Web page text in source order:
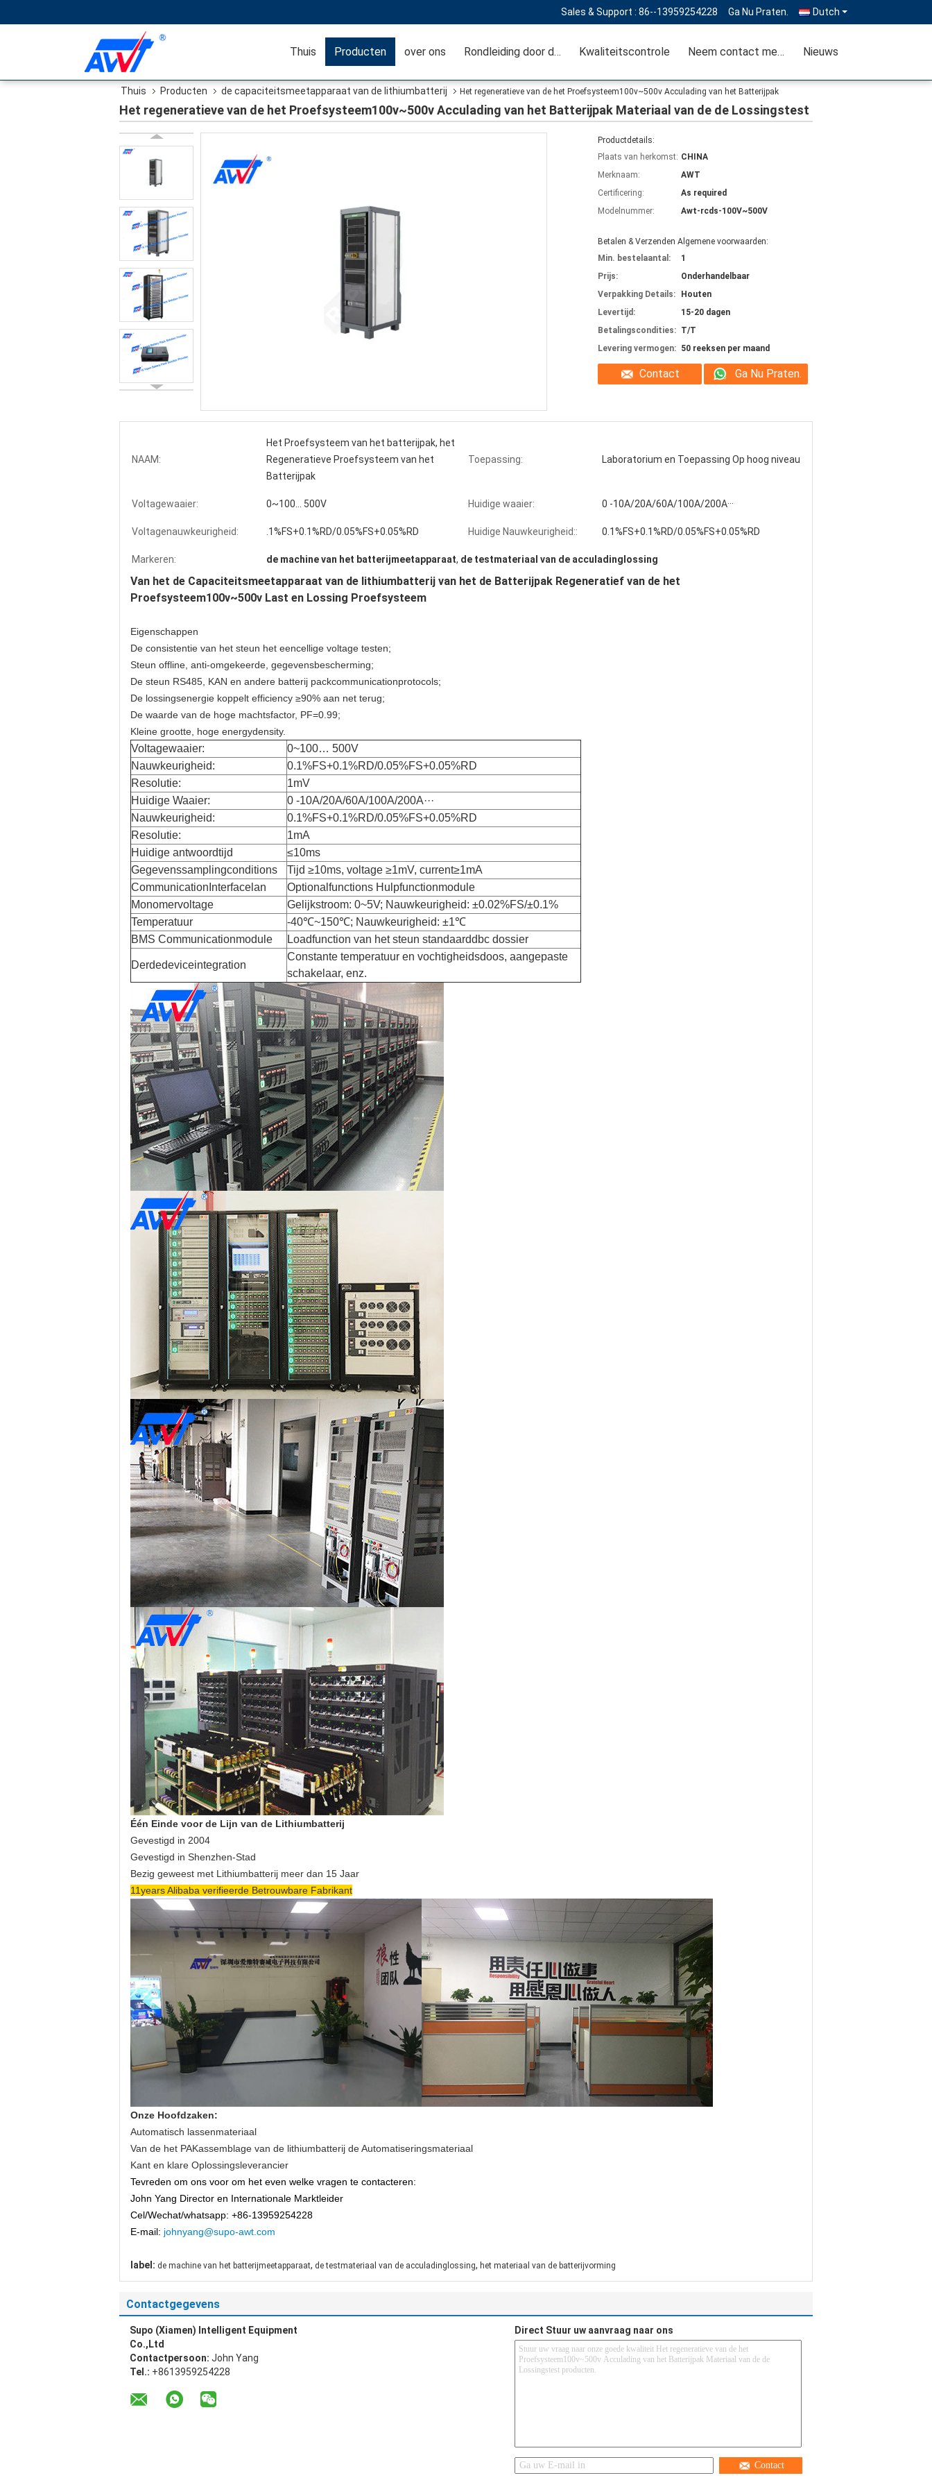
Sales & Support : 86--13959254228 Ga Nu Praten. Dutch
Thuis Producten over ons Rondleiding door de fabriek Kwaliteitscontrole Neem contact met ons op Nieuws
Thuis Producten de capaciteitsmeetapparaat van de lithiumbatterij
Het regeneratieve van de het Proefsysteem100v~500v Acculading van het Batterijpak
Materiaal van de de Lossingstest
Het regeneratieve van de het Proefsysteem100v~500v Acculading van het Batterijpak Materiaal van de de Lossingstest
Productdetails:
Plaats van herkomst: CHINA
Merknaam:
AWT
Certificering:
As required
Modelnummer:
Awt-rcds-100V~500V
Betalen & Verzenden Algemene voorwaarden:
Min. bestelaantal:
1
Prijs:
Onderhandelbaar
Verpakking Details:
Houten
Levertijd:
15-20 dagen
Betalingscondities: T/T
Levering vermogen: 50 reeksen per maand
Contact Ga Nu Praten.
NAAM:
Het Proefsysteem van het batterijpak, het
Regeneratieve Proefsysteem van het
Batterijpak
Toepassing: Laboratorium en Toepassing Op hoog niveau
Voltagewaaier: 0~100… 500V Huidige waaier: 0 -10A/20A/60A/100A/200A···
Voltagenauwkeurigheid: .1%FS+0.1%RD/0.05%FS+0.05%RD Huidige Nauwkeurigheid:: 0.1%FS+0.1%RD/0.05%FS+0.05%RD
Markeren: de machine van het batterijmeetapparaat, de testmateriaal van de acculadinglossing
Van het de Capaciteitsmeetapparaat van de lithiumbatterij van het de Batterijpak Regeneratief van de het
Proefsysteem100v~500v Last en Lossing Proefsysteem
Eigenschappen
De consistentie van het steun het eencellige voltage testen;
Steun offline, anti-omgekeerde, gegevensbescherming;
De steun RS485, KAN en andere batterij packcommunicationprotocols;
De lossingsenergie koppelt efficiency ≥90% aan net terug;
De waarde van de hoge machtsfactor, PF=0.99;
Kleine grootte, hoge energydensity.
Voltagewaaier:
0~100… 500V
Nauwkeurigheid:
0.1%FS+0.1%RD/0.05%FS+0.05%RD
Resolutie:
1mV
Huidige Waaier:
0 -10A/20A/60A/100A/200A···
Nauwkeurigheid:
0.1%FS+0.1%RD/0.05%FS+0.05%RD
Resolutie:
1mA
Huidige antwoordtijd
≤10ms
Gegevenssamplingconditions
Tijd ≥10ms, voltage ≥1mV, current≥1mA
CommunicationInterfacelan
Optionalfunctions Hulpfunctionmodule
Monomervoltage
Gelijkstroom: 0~5V; Nauwkeurigheid: ±0.02%FS/±0.1%
Temperatuur
-40℃~150℃; Nauwkeurigheid: ±1℃
BMS Communicationmodule
Loadfunction van het steun standaarddbc dossier
Derdedeviceintegration
Constante temperatuur en vochtigheidsdoos, aangepaste
schakelaar, enz.
Één Einde voor de Lijn van de Lithiumbatterij
Gevestigd in 2004
Gevestigd in Shenzhen-Stad
Bezig geweest met Lithiumbatterij meer dan 15 Jaar
11years Alibaba verifieerde Betrouwbare Fabrikant
Onze Hoofdzaken:
Automatisch lassenmateriaal
Van de het PAKassemblage van de lithiumbatterij de Automatiseringsmateriaal
Kant en klare Oplossingsleverancier
Tevreden om ons voor om het even welke vragen te contacteren:
John Yang Director en Internationale Marktleider
Cel/Wechat/whatsapp: +86-13959254228
E-mail: johnyang@supo-awt.com
label: de machine van het batterijmeetapparaat, de testmateriaal van de acculadinglossing, het materiaal van de batterijvorming
Contactgegevens
Supo (Xiamen) Intelligent Equipment
Co.,Ltd
Contactpersoon: John Yang
Tel.: +8613959254228
Direct Stuur uw aanvraag naar ons
Contact